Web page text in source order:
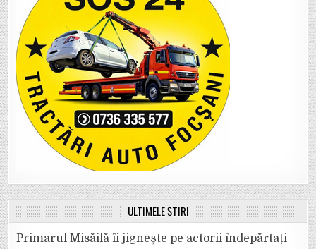
ULTIMELE ȘTIRI
Primarul Misăilă îi jignește pe actorii îndepărtați